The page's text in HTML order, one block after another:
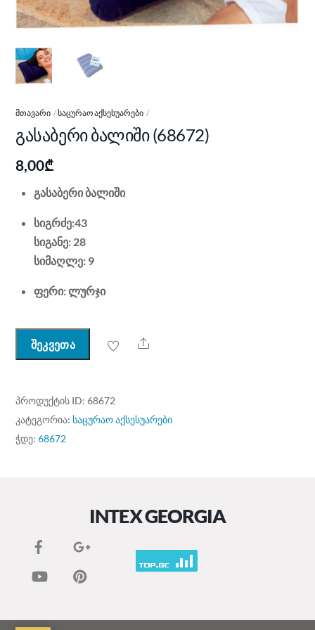
ᲛᲗᲐᲕᲐᲠᲘ ᲡᲐᲪᲣᲠᲐᲝ ᲐᲥᲡᲔᲡᲣᲐᲠᲔᲑᲘ
გასაბერი ბალიში (68672)
8,00₾
გასაბერი ბალიში
სიგრძე:43
სიგანე: 28
სიმაღლე: 9
ფერი: ლურჯი
შეკვეთა Share
ᲞᲠᲝᲓᲣᲥᲢᲘᲡ ID:68672
ᲙᲐᲢᲔᲒᲝᲠᲘᲐ:საცურაო აქსესუარები
ᲭᲓᲔ:68672
INTEX GEORGIA